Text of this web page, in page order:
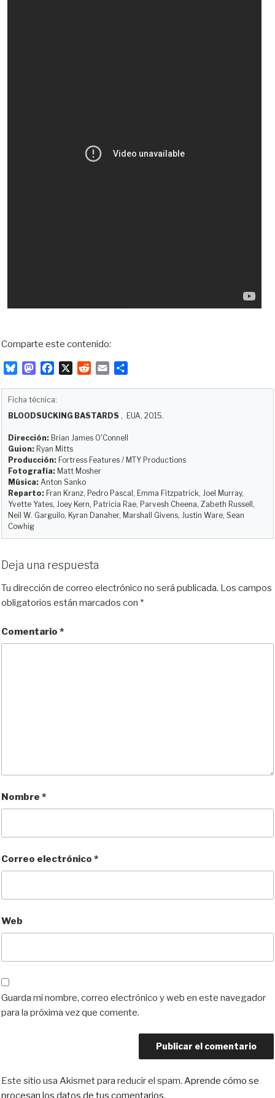
Comparte este contenido:
u
s
k
y
M
o
d
o
n
b
o
o
k
X
i
t
l
a
i
Ficha técnica:
BLOODSUCKING BASTARDS , EUA, 2015.
Dirección: Brian James O'Connell
Guion: Ryan Mitts
Producción: Fortress Features / MTY Productions
Fotografía: Matt Mosher
Música: Anton Sanko
Reparto: Fran Kranz, Pedro Pascal, Emma Fitzpatrick, Joel Murray,
Yvette Yates, Joey Kern, Patricia Rae, Parvesh Cheena, Zabeth Russell,
Neil W. Garguilo, Kyran Danaher, Marshall Givens, Justin Ware, Sean
Cowhig
Deja una respuesta
Tu dirección de correo electrónico no será publicada. Los campos
obligatorios están marcados con *
Comentario *
Nombre *
Correo electrónico *
Web
Guarda mi nombre, correo electrónico y web en este navegador
para la próxima vez que comente.
Este sitio usa Akismet para reducir el spam. Aprende cómo se
procesan los datos de tus comentarios.